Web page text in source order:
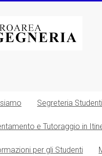
Segreteria Studenti
e Tutoraggio in
per gli Studenti